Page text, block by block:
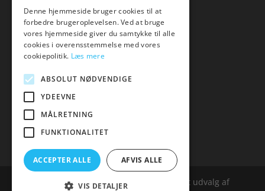
Tlf: 7876 8672
Mail: hej@amare.dk
Amare.dk er siden, der samler et bredt udvalg af
Denne hjemmeside bruger cookies til at
forbedre brugeroplevelsen. Ved at bruge
vores hjemmeside giver du samtykke til alle
cookies i overensstemmelse med vores
cookiepolitik. Læs mere
ABSOLUT NØDVENDIGE
YDEEVNE
MÅLRETNING
FUNKTIONALITET
ACCEPTER ALLE AFVIS ALLE
VIS DETALJER